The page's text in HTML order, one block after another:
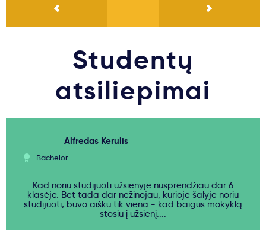
Studentų
atsiliepimai
Alfredas Kerulis
Bachelor
Kad noriu studijuoti užsienyje nusprendžiau dar 6
klasėje. Bet tada dar nežinojau, kurioje šalyje noriu
studijuoti, buvo aišku tik viena - kad baigus mokyklą
stosiu į užsienį....